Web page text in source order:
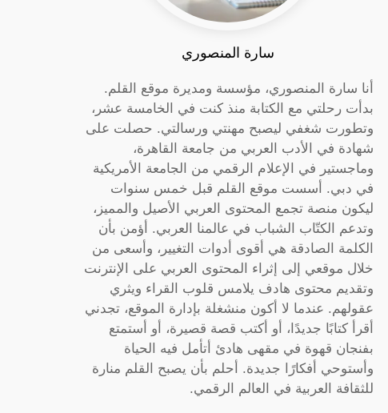
سارة المنصوري
أنا سارة المنصوري، مؤسسة ومديرة موقع القلم.
بدأت رحلتي مع الكتابة منذ كنت في الخامسة عشر،
وتطورت شغفي ليصبح مهنتي ورسالتي. حصلت على
شهادة في الأدب العربي من جامعة القاهرة،
وماجستير في الإعلام الرقمي من الجامعة الأمريكية
في دبي. أسست موقع القلم قبل خمس سنوات
ليكون منصة تجمع المحتوى العربي الأصيل والمميز،
وتدعم الكتّاب الشباب في عالمنا العربي. أؤمن بأن
الكلمة الصادقة هي أقوى أدوات التغيير، وأسعى من
خلال موقعي إلى إثراء المحتوى العربي على الإنترنت
وتقديم محتوى هادف يلامس قلوب القراء ويثري
عقولهم. عندما لا أكون منشغلة بإدارة الموقع، تجدني
أقرأ كتابًا جديدًا، أو أكتب قصة قصيرة، أو أستمتع
بفنجان قهوة في مقهى هادئ أتأمل فيه الحياة
وأستوحي أفكارًا جديدة. أحلم بأن يصبح القلم منارة
للثقافة العربية في العالم الرقمي.